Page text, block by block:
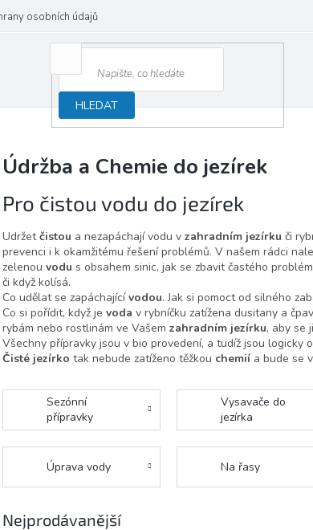
osobních údajů
HLEDAT
Údržba a Chemie do jezírek
Pro čistou vodu do jezírek
Udržetčistou a nezapáchají vodu v zahradním jezírku či
prevenci i k okamžitému řešení problémů. V našem rádci
zelenou vodu s obsahem sinic, jak se zbavit častého
či když kolísá.
Co udělat se zapáchajícívodou. Jak si pomoct od silného
Co si pořídit, když je voda v rybníčku zatížena dusitany a
rybám nebo rostlinám ve Vašem zahradním jezírku, aby se
Všechny přípravky jsou v bio provedení, a tudíž jsou logicky
Čisté jezírko tak nebude zatíženo těžkou chemií a bude se
Sezónní
přípravky
Vysavače do
jezírka
Úprava vody Na řasy
Nejprodávanější